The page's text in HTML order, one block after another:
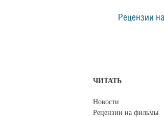
Рецензии
ЧИТАТЬ
Новости
Рецензии на фильмы